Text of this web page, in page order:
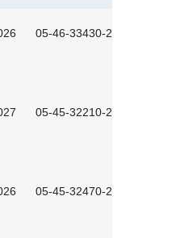
05-46-33430-2501
05-45-32210-2601
05-45-32470-2601